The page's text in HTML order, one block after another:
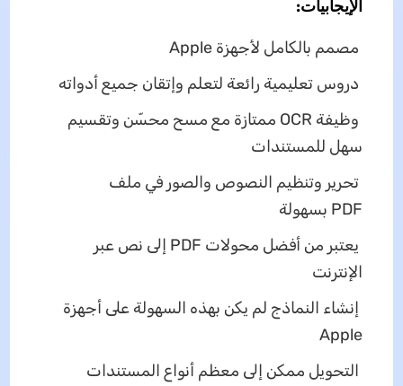
الإيجابيات:
مصمم بالكامل لأجهزة Apple
دروس تعليمية رائعة لتعلم وإتقان جميع أدواته
وظيفة OCR ممتازة مع مسح محسّن وتقسيم
سهل للمستندات
تحرير وتنظيم النصوص والصور في ملف
PDF بسهولة
يعتبر من أفضل محولات PDF إلى نص عبر
الإنترنت
إنشاء النماذج لم يكن بهذه السهولة على أجهزة
Apple
التحويل ممكن إلى معظم أنواع المستندات